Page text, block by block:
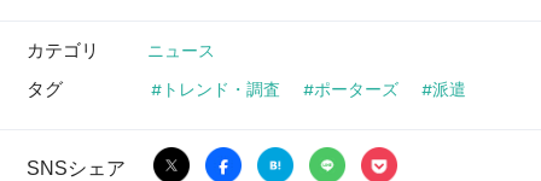
カテゴリ ニュース
タグ トレンド・調査 ポーターズ 派遣
SNSシェア